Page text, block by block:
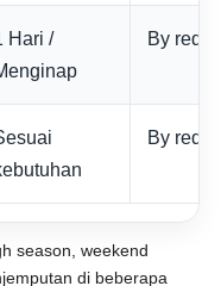
Hari /
By
By
season, weekend
di beberapa